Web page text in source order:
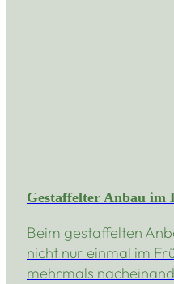
Gestaffelter Anbau im
Beim gestaffelten
nicht nur einmal im
mehrmals